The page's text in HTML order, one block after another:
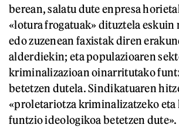
berean, salatu dute enpresa
«lotura frogatuak» dituztela
edo zuzenean faxistak diren
alderdiekin; eta populazioaren
kriminalizazioan oinarritutako
betetzen dutela. Sindikatuaren
«proletariotza kriminalizatzeko eta
funtzio ideologikoa betetzen dute».